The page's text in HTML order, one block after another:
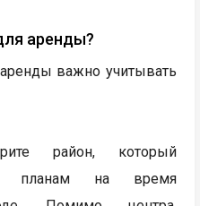
аренды?
важно учитывать
район, который
планам на время